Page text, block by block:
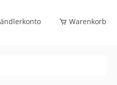
Optikfachhandel)
Warenkorb